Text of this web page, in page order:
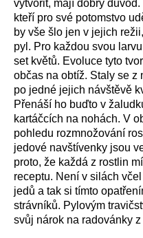
vytvořit, mají dobrý
kteří pro své potomstvo
by vše šlo jen v jejich
pyl. Pro každou svou
set květů. Evoluce tyto
občas na obtíž. Staly se z
po jedné jejich návštěvě
Přenáší ho buďto v
kartáčcích na nohách. V
pohledu rozmnožování
jedové navštívenky jsou
proto, že každá z rostlin
receptu. Není v silách
jedů a tak si tímto
strávníků. Pylovým
svůj nárok na radovánky